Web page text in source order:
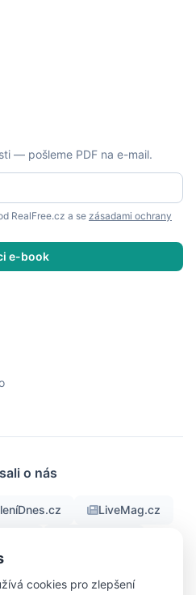
— pošleme PDF na e-mail.
RealFree.cz a se zásadami ochrany
e-book
o nás
LiveMag.cz
cookies pro zlepšení